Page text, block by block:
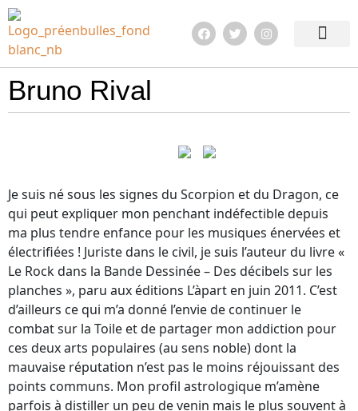
Bruno Rival
Je suis né sous les signes du Scorpion et du Dragon, ce
qui peut expliquer mon penchant indéfectible depuis
ma plus tendre enfance pour les musiques énervées et
électrifiées ! Juriste dans le civil, je suis l’auteur du livre «
Le Rock dans la Bande Dessinée – Des décibels sur les
planches », paru aux éditions L’àpart en juin 2011. C’est
d’ailleurs ce qui m’a donné l’envie de continuer le
combat sur la Toile et de partager mon addiction pour
ces deux arts populaires (au sens noble) dont la
mauvaise réputation n’est pas le moins réjouissant des
points communs. Mon profil astrologique m’amène
parfois à distiller un peu de venin mais le plus souvent à